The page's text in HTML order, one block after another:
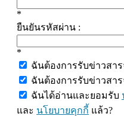
*
ยืนยันรหัสผ่าน :
*
ฉันต้องการรับข่าวสา
ฉันต้องการรับข่าวสา
ฉันได้อ่านและยอมรับ
และ นโยบายคุกกี้ แล้ว?